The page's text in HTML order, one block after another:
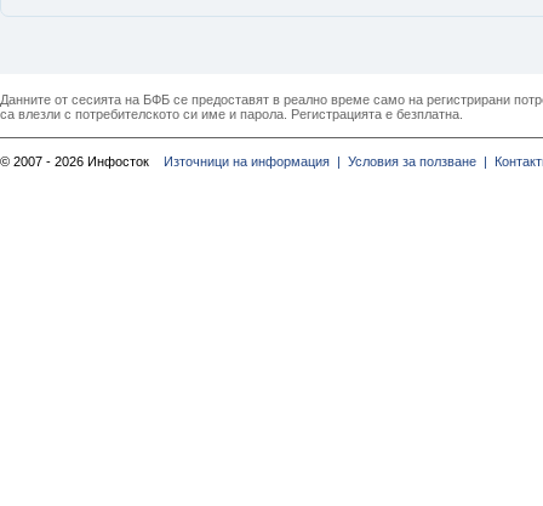
Данните от сесията на БФБ се предоставят в реално време само на регистрирани
са влезли с потребителското си име и парола. Регистрацията е безплатна.
© 2007 - 2026 Инфосток Източници на информация | Условия за ползване |